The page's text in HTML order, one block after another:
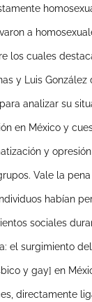
a
los cuales
y Luis González
analizar su
en México y
y
Vale la
habían
sociales
el surgimiento
y gay] en
directamente